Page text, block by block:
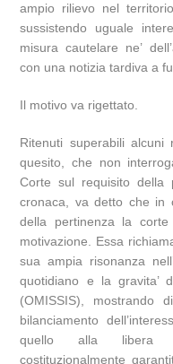
ampio rilievo nel
sussistendo uguale
misura cautelare ne’
con una notizia tardiva a
Il motivo va rigettato.
Ritenuti superabili alcuni
quesito, che non
Corte sul requisito
cronaca, va detto che in
della pertinenza la corte
motivazione. Essa
sua ampia risonanza
quotidiano e la gravita’
(OMISSIS), mostrando
bilanciamento
quello alla libera
costituzionalmente